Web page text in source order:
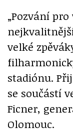
„Pozvání
velké
stadiónu.
se součástí
Ficner,
Olomouc.